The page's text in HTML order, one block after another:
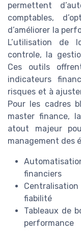
permettent
comptables,
d’améliorer la
L’utilisation de
controle, la
Ces outils
indicateurs
risques et à
Pour les cadres
master finance,
atout majeur
management des
financiers
fiabilité
Tableaux de
performance